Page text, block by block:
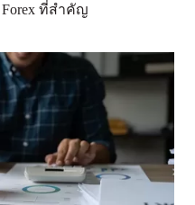
Forex ที่สำคัญ